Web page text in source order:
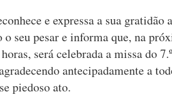
e expressa a sua gratidão
o seu pesar e informa que, na
será celebrada a missa do
antecipadamente a
piedoso ato.